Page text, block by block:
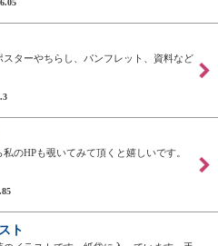
ターやちらし、パンフレット、資料など
のHPも覗いてみて頂くと嬉しいです。
ト